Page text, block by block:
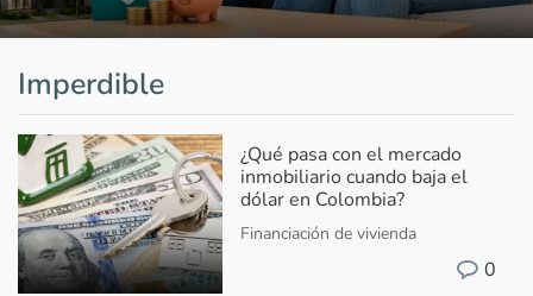
Imperdible
¿Qué pasa con el mercado
inmobiliario cuando baja el
dólar en Colombia?
Financiación de vivienda
0